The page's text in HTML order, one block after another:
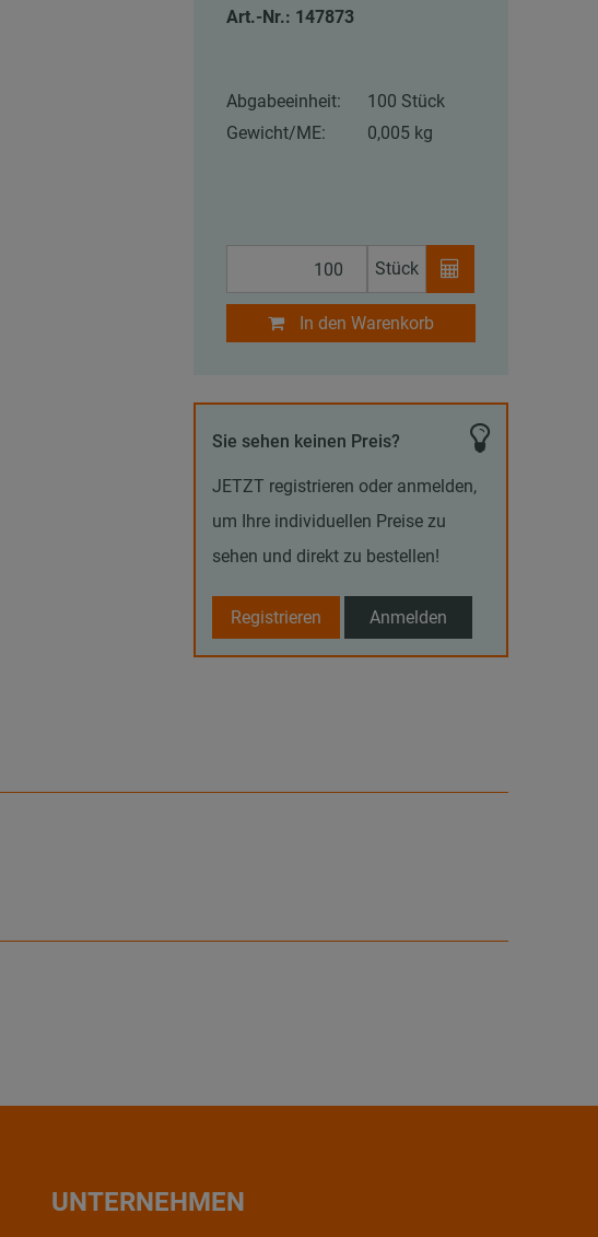
Art.-Nr.: 147873
Abgabeeinheit:
100 Stück
Gewicht/ME:
0,005 kg
Stück
In den Warenkorb
Sie sehen keinen Preis?
JETZT registrieren oder anmelden,
um Ihre individuellen Preise zu
sehen und direkt zu bestellen!
Registrieren Anmelden
UNTERNEHMEN